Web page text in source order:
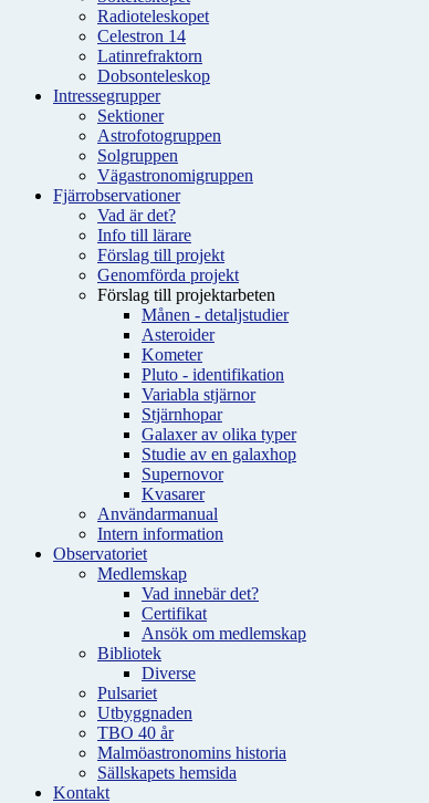
Radioteleskopet
Celestron 14
Latinrefraktorn
Dobsonteleskop
Intressegrupper
Sektioner
Astrofotogruppen
Solgruppen
Vägastronomigruppen
Fjärrobservationer
Vad är det?
Info till lärare
Förslag till projekt
Genomförda projekt
Förslag till projektarbeten
Månen - detaljstudier
Asteroider
Kometer
Pluto - identifikation
Variabla stjärnor
Stjärnhopar
Galaxer av olika typer
Studie av en galaxhop
Supernovor
Kvasarer
Användarmanual
Intern information
Observatoriet
Medlemskap
Vad innebär det?
Certifikat
Ansök om medlemskap
Bibliotek
Diverse
Pulsariet
Utbyggnaden
TBO 40 år
Malmöastronomins historia
Sällskapets hemsida
Kontakt